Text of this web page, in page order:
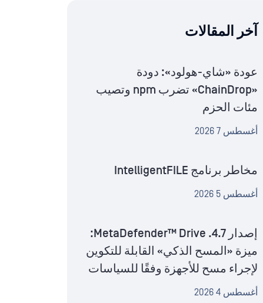
آخر المقالات
عودة «شاي-هولود»: دودة
«ChainDrop» تضرب npm وتصيب
مئات الحزم
أغسطس 7 2026
مخاطر برنامج IntelligentFILE
أغسطس 5 2026
إصدار MetaDefender™ Drive .4.7:
ميزة «المسح الذكي» القابلة للتكوين
لإجراء مسح للأجهزة وفقًا للسياسات
أغسطس 4 2026